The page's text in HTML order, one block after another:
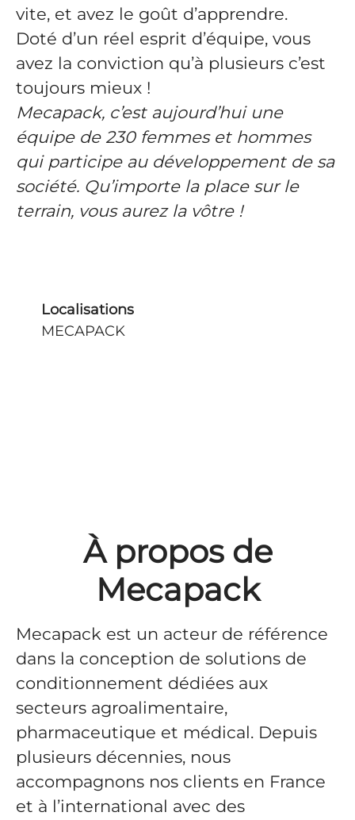
vite, et avez le goût d’apprendre.
Doté d’un réel esprit d’équipe, vous
avez la conviction qu’à plusieurs c’est
toujours mieux !
Mecapack, c’est aujourd’hui une
équipe de 230 femmes et hommes
qui participe au développement de sa
société. Qu’importe la place sur le
terrain, vous aurez la vôtre !
Localisations
MECAPACK
À propos de
Mecapack
Mecapack est un acteur de référence
dans la conception de solutions de
conditionnement dédiées aux
secteurs agroalimentaire,
pharmaceutique et médical. Depuis
plusieurs décennies, nous
accompagnons nos clients en France
et à l’international avec des